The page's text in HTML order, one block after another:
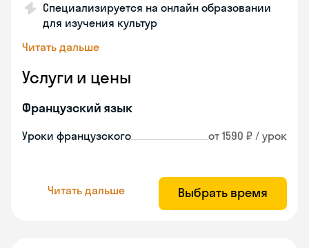
Специализируется на онлайн образовании
для изучения культур
Читать дальше
Услуги и цены
Французский язык
Уроки французского от 1590 ₽ / урок
Читать дальше Выбрать время